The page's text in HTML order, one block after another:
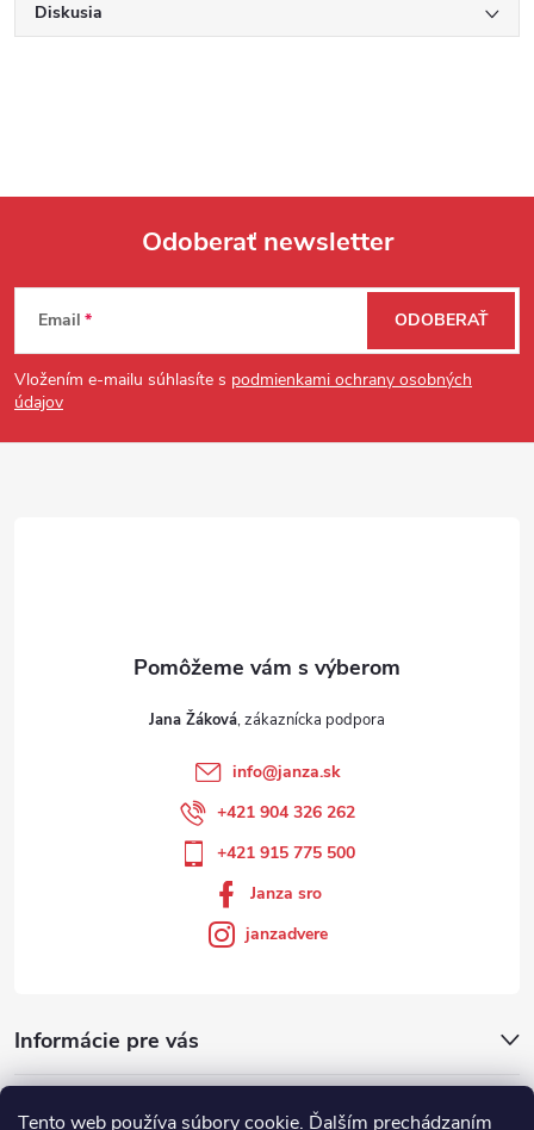
Tento web používa súbory cookie. Ďalším prechádzaním
Diskusia
Zápätie
Odoberať newsletter
Email
Vložením e-mailu súhlasíte s podmienkami ochrany osobných
údajov
ODOBERAŤ
Informácie pre vás
Jana Žáková
info@janza.sk
+421 904 326 262
+421 915 775 500
Janza sro
janzadvere